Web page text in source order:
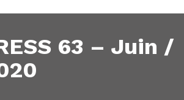
63 – Juin /